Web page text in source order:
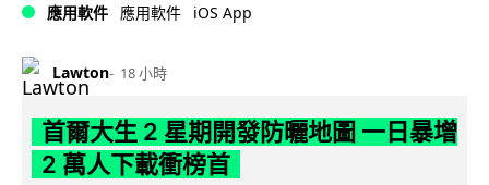
應用軟件 應用軟件 iOS App
Lawton 18 小時
首爾大生 2 星期開發防曬地圖 一日暴增
2 萬人下載衝榜首